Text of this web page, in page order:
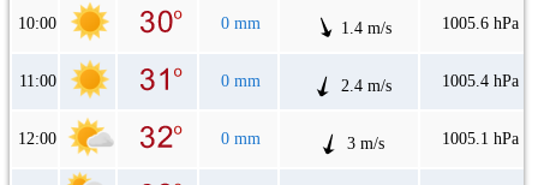
10:00 0 mm 1.4 m/s 1005.6 hPa
11:00 0 mm 2.4 m/s 1005.4 hPa
12:00 0 mm 3 m/s 1005.1 hPa